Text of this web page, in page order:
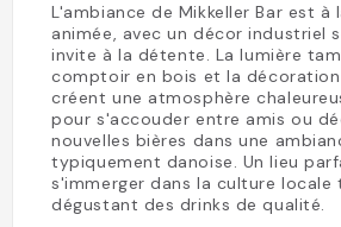
L'ambiance de Mikkeller Bar est
animée, avec un décor industriel
invite à la détente. La lumière
comptoir en bois et la
créent une atmosphère
pour s'accouder entre amis ou
nouvelles bières dans une
typiquement danoise. Un lieu
s'immerger dans la culture locale
dégustant des drinks de qualité.